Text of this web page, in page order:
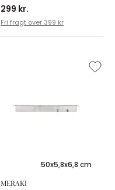
299 kr.
Fri fragt over 399 kr
50x5,8x6,8 cm
MERAKI